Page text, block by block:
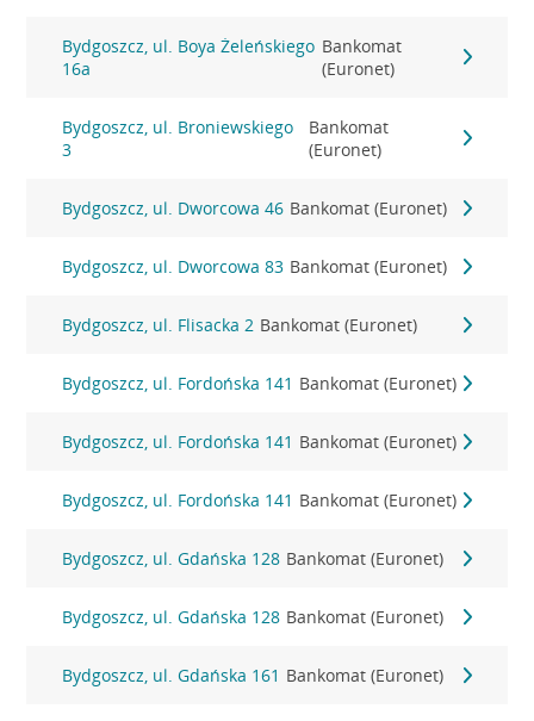
Bydgoszcz, ul. Boya Żeleńskiego
16a
Bankomat
(Euronet)
Bydgoszcz, ul. Broniewskiego
3
Bankomat
(Euronet)
Bydgoszcz, ul. Dworcowa 46 Bankomat (Euronet)
Bydgoszcz, ul. Dworcowa 83 Bankomat (Euronet)
Bydgoszcz, ul. Flisacka 2 Bankomat (Euronet)
Bydgoszcz, ul. Fordońska 141 Bankomat (Euronet)
Bydgoszcz, ul. Fordońska 141 Bankomat (Euronet)
Bydgoszcz, ul. Fordońska 141 Bankomat (Euronet)
Bydgoszcz, ul. Gdańska 128 Bankomat (Euronet)
Bydgoszcz, ul. Gdańska 128 Bankomat (Euronet)
Bydgoszcz, ul. Gdańska 161 Bankomat (Euronet)